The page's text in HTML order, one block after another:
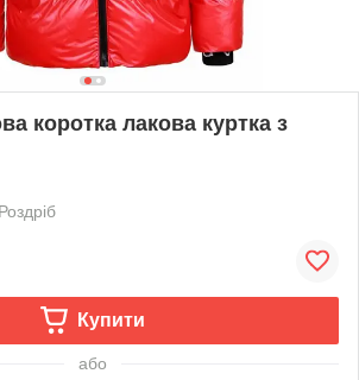
коротка лакова куртка з
Роздріб
Купити
або